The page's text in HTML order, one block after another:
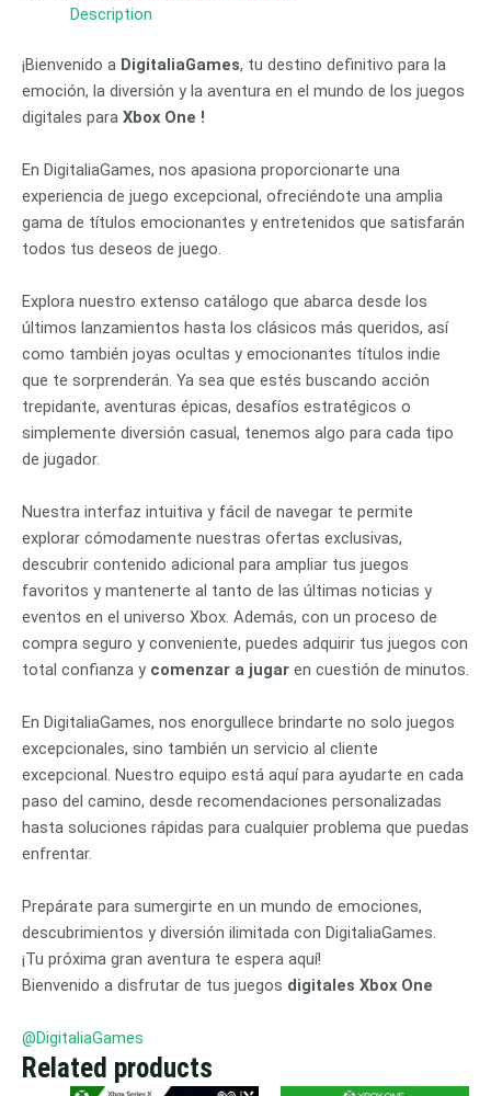
Description
¡Bienvenido a DigitaliaGames, tu destino definitivo para la
emoción, la diversión y la aventura en el mundo de los juegos
digitales para Xbox One !
En DigitaliaGames, nos apasiona proporcionarte una
experiencia de juego excepcional, ofreciéndote una amplia
gama de títulos emocionantes y entretenidos que satisfarán
todos tus deseos de juego.
Explora nuestro extenso catálogo que abarca desde los
últimos lanzamientos hasta los clásicos más queridos, así
como también joyas ocultas y emocionantes títulos indie
que te sorprenderán. Ya sea que estés buscando acción
trepidante, aventuras épicas, desafíos estratégicos o
simplemente diversión casual, tenemos algo para cada tipo
de jugador.
Nuestra interfaz intuitiva y fácil de navegar te permite
explorar cómodamente nuestras ofertas exclusivas,
descubrir contenido adicional para ampliar tus juegos
favoritos y mantenerte al tanto de las últimas noticias y
eventos en el universo Xbox. Además, con un proceso de
compra seguro y conveniente, puedes adquirir tus juegos con
total confianza y comenzar a jugar en cuestión de minutos.
En DigitaliaGames, nos enorgullece brindarte no solo juegos
excepcionales, sino también un servicio al cliente
excepcional. Nuestro equipo está aquí para ayudarte en cada
paso del camino, desde recomendaciones personalizadas
hasta soluciones rápidas para cualquier problema que puedas
enfrentar.
Prepárate para sumergirte en un mundo de emociones,
descubrimientos y diversión ilimitada con DigitaliaGames.
¡Tu próxima gran aventura te espera aquí!
Bienvenido a disfrutar de tus juegos digitales Xbox One
@DigitaliaGames
Related products